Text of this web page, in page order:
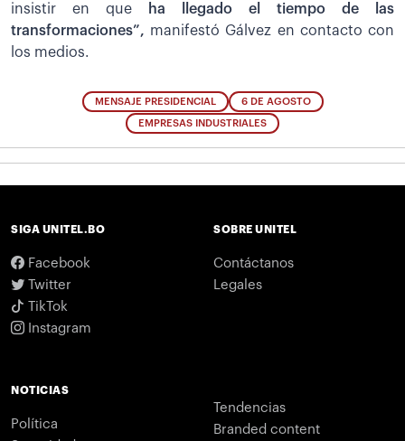
insistir en que ha llegado el tiempo de las
transformaciones”, manifestó Gálvez en contacto con
los medios.
MENSAJE PRESIDENCIAL 6 DE AGOSTO
EMPRESAS INDUSTRIALES
SIGA UNITEL.BO
Facebook
Twitter
TikTok
Instagram
SOBRE UNITEL
Contáctanos
Legales
NOTICIAS
Política
Tendencias
Branded content